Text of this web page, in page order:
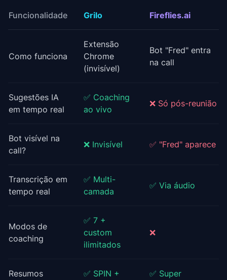
Funcionalidade Grilo Fireflies.ai
Como funciona
Extensão
Chrome
(invisível)
Bot "Fred" entra
na call
Sugestões IA
em tempo real
✅ Coaching
ao vivo
❌ Só pós-reunião
Bot visível na
call?
❌ Invisível ✅ "Fred" aparece
Transcrição em
tempo real
✅ Multi-
camada
✅ Via áudio
Modos de
coaching
✅ 7 +
custom
ilimitados
❌
Resumos
✅ SPIN +
✅ Super